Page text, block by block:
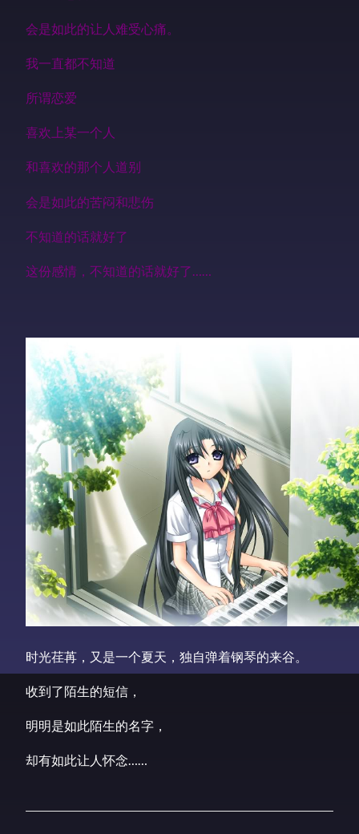
会是如此的让人难受心痛。
我一直都不知道
所谓恋爱
喜欢上某一个人
和喜欢的那个人道别
会是如此的苦闷和悲伤
不知道的话就好了
这份感情，不知道的话就好了……
时光荏苒，又是一个夏天，独自弹着钢琴的来谷。
收到了陌生的短信，
明明是如此陌生的名字，
却有如此让人怀念……